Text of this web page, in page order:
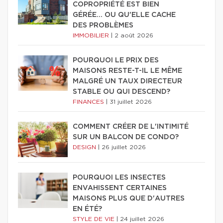
COPROPRIÉTÉ EST BIEN
GÉRÉE… OU QU'ELLE CACHE
DES PROBLÈMES
IMMOBILIER 2 août 2026
POURQUOI LE PRIX DES
MAISONS RESTE-T-IL LE MÊME
MALGRÉ UN TAUX DIRECTEUR
STABLE OU QUI DESCEND?
FINANCES 31 juillet 2026
COMMENT CRÉER DE L'INTIMITÉ
SUR UN BALCON DE CONDO?
DESIGN 26 juillet 2026
POURQUOI LES INSECTES
ENVAHISSENT CERTAINES
MAISONS PLUS QUE D'AUTRES
EN ÉTÉ?
STYLE DE VIE 24 juillet 2026